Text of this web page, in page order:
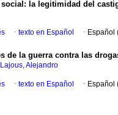
: la legitimidad del
· texto en Español · Español
de la guerra contra las
Alejandro
· texto en Español · Español